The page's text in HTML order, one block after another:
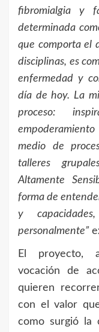
fibromialgia y
determinada
que comporta el
disciplinas, es
enfermedad y
día de hoy. La
proceso:
medio de
talleres
Altamente
forma de
y
personalmente”
El proyecto,
vocación de
quieren
con el valor
como surgió la